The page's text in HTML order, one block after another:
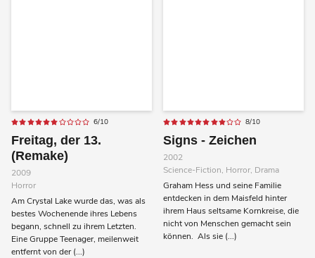
6/10
Freitag, der 13.
(Remake)
2009
Horror
Am Crystal Lake wurde das, was als
bestes Wochenende ihres Lebens
begann, schnell zu ihrem Letzten.
Eine Gruppe Teenager, meilenweit
entfernt von der (...)
8/10
Signs - Zeichen
2002
Science-Fiction, Horror, Drama
Graham Hess und seine Familie
entdecken in dem Maisfeld hinter
ihrem Haus seltsame Kornkreise, die
nicht von Menschen gemacht sein
können. Als sie (...)